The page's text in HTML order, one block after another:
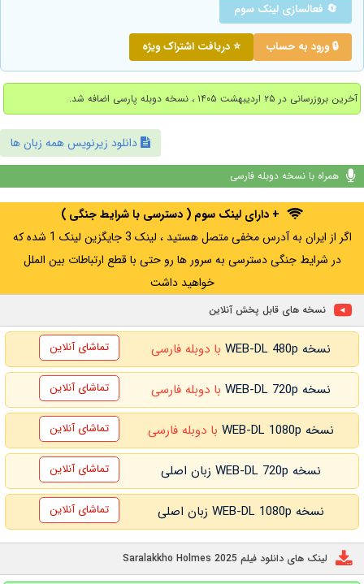
🔄 فعالسازی لینک سوم
🔒 ورود به حساب ⭐ دریافت اشتراک ویژه
آخرین بروزرسانی در ۲۵ اردیبهشت ۱۴۰۵ ، نسخه دوبله پارسی اضافه شد.
دانلود زیرنویس همه زبان ها
همراه با نسخه دوبله فارسی
+ دارای لینک سوم ( دسترسی با شرایط جنگی )
اگر از ایران به آدرس مخفی متصل هستید ، لینک 3 جایگزین لینک 1 شده که
در شرایط جنگی دسترسی به سرور ها رو حتی با قطع ارتباطات بین الملل
خواهید داشت
نسخه های قابل پخش آنلاین
نسخه WEB-DL 480p با دوبله فارسی تماشای آنلاین
نسخه WEB-DL 720p با دوبله فارسی تماشای آنلاین
نسخه WEB-DL 1080p با دوبله فارسی تماشای آنلاین
نسخه WEB-DL 720p زبان اصلی تماشای آنلاین
نسخه WEB-DL 1080p زبان اصلی تماشای آنلاین
لینک های دانلود فیلم Saralakkho Holmes 2025